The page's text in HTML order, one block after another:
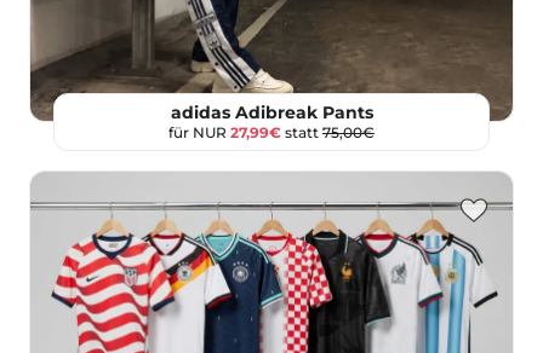
adidas Adibreak Pants
für NUR 27,99€ statt 75,00€